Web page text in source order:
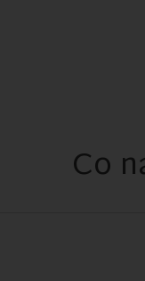
Co